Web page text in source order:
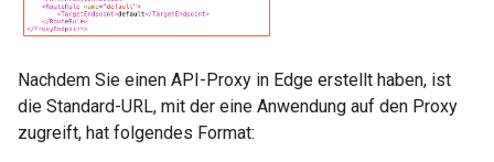
Nachdem Sie einen API-Proxy in Edge erstellt haben, ist
die Standard-URL, mit der eine Anwendung auf den Proxy
zugreift, hat folgendes Format: